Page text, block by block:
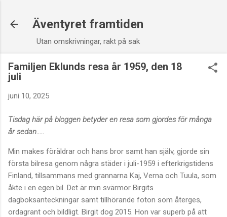
Äventyret framtiden
Utan omskrivningar, rakt på sak
Familjen Eklunds resa år 1959, den 18
juli
juni 10, 2025
Tisdag här på bloggen betyder en resa som gjordes för många
år sedan.....
Min makes föräldrar och hans bror samt han själv, gjorde sin
första bilresa genom några städer i juli-1959 i efterkrigstidens
Finland, tillsammans med grannarna Kaj, Verna och Tuula, som
åkte i en egen bil. Det är min svärmor Birgits
dagboksanteckningar samt tillhörande foton som återges,
ordagrant och bildligt. Birgit dog 2015. Hon var superb på att